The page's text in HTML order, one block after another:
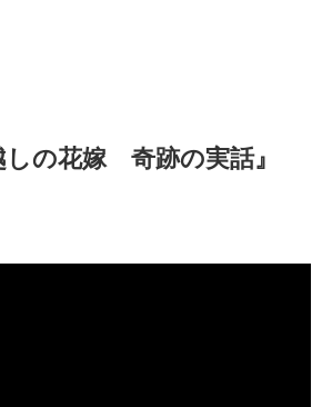
しの花嫁 奇跡の実話』